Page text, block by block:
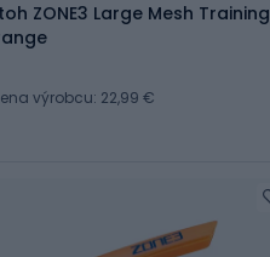
ZONE3 Large Mesh Training
výrobcu: 22,99 €